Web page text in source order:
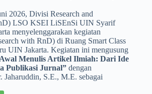
2026, Divisi Research and
LSO KSEI LiSEnSi UIN Syarif
menyelenggarakan kegiatan
with RnD) di Ruang Smart Class
UIN Jakarta. Kegiatan ini mengusung
Menulis Artikel Ilmiah: Dari Ide
Publikasi Jurnal”dengan
Jaharuddin, S.E., M.E. sebagai